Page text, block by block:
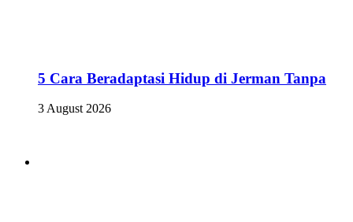
5 Cara Beradaptasi Hidup di Jerman Tanpa
3 August 2026